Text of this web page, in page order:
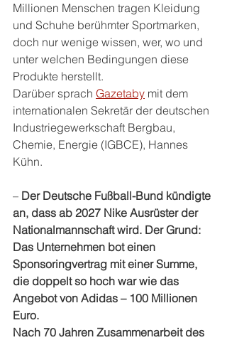
Millionen Menschen tragen Kleidung
und Schuhe berühmter Sportmarken,
doch nur wenige wissen, wer, wo und
unter welchen Bedingungen diese
Produkte herstellt.
Darüber sprach Gazetaby mit dem
internationalen Sekretär der deutschen
Industriegewerkschaft Bergbau,
Chemie, Energie (IGBCE), Hannes
Kühn.
– Der Deutsche Fußball-Bund kündigte
an, dass ab 2027 Nike Ausrüster der
Nationalmannschaft wird. Der Grund:
Das Unternehmen bot einen
Sponsoringvertrag mit einer Summe,
die doppelt so hoch war wie das
Angebot von Adidas – 100 Millionen
Euro.
Nach 70 Jahren Zusammenarbeit des